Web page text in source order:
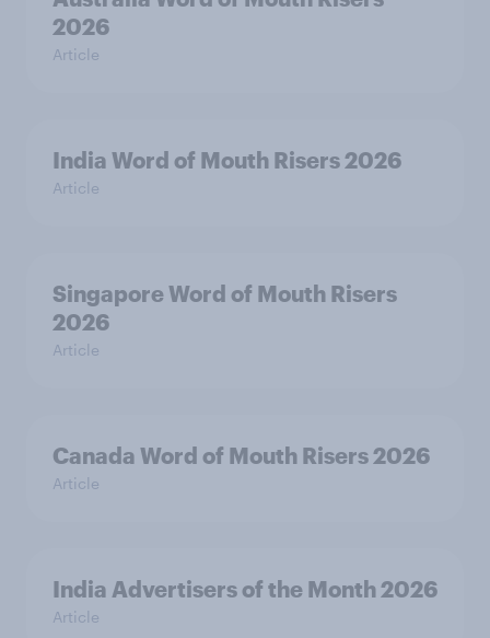
2026
Article
India Word of Mouth Risers 2026
Article
Singapore Word of Mouth Risers
2026
Article
Canada Word of Mouth Risers 2026
Article
India Advertisers of the Month 2026
Article